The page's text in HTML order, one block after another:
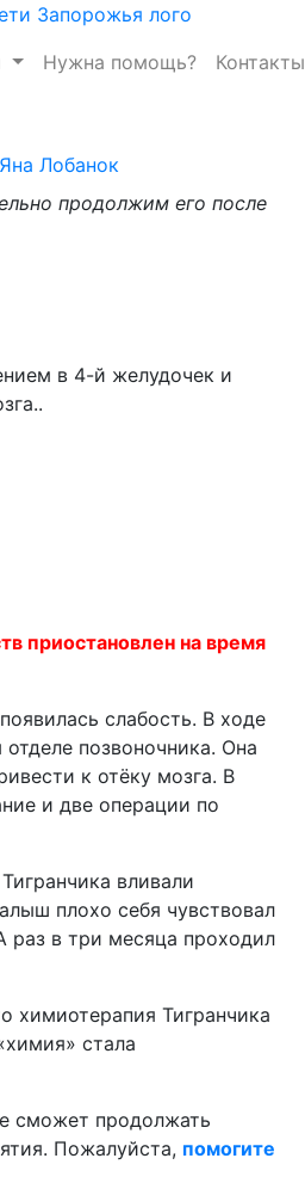
Нужна помощь? Контакты
Лобанок
продолжим его после
в 4-й желудочек и
на время
слабость. В ходе
позвоночника. Она
к отёку мозга. В
и две операции по
вливали
плохо себя чувствовал
раз в три месяца проходил
химиотерапия Тигранчика
стала
сможет продолжать
Пожалуйста, помогите